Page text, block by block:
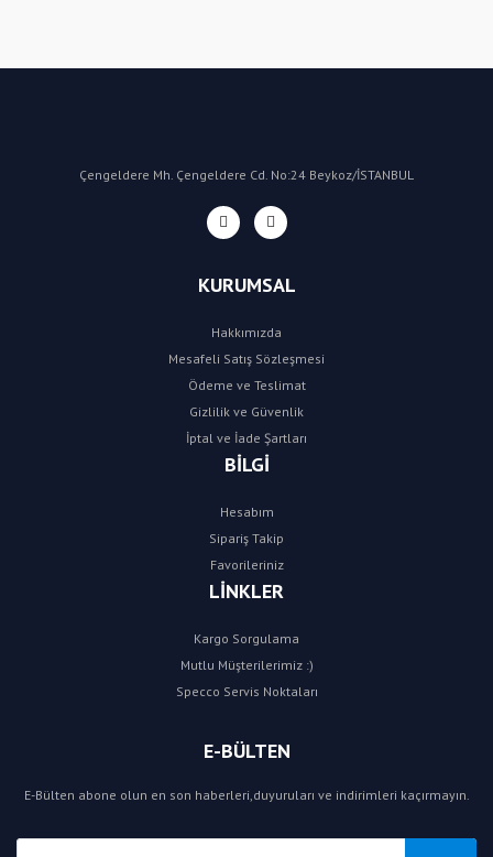
Çengeldere Mh. Çengeldere Cd. No:24 Beykoz/İSTANBUL
KURUMSAL
Hakkımızda
Mesafeli Satış Sözleşmesi
Ödeme ve Teslimat
Gizlilik ve Güvenlik
İptal ve İade Şartları
BİLGİ
Hesabım
Sipariş Takip
Favorileriniz
LİNKLER
Kargo Sorgulama
Mutlu Müşterilerimiz :)
Specco Servis Noktaları
E-BÜLTEN
E-Bülten abone olun en son haberleri,duyuruları ve indirimleri kaçırmayın.